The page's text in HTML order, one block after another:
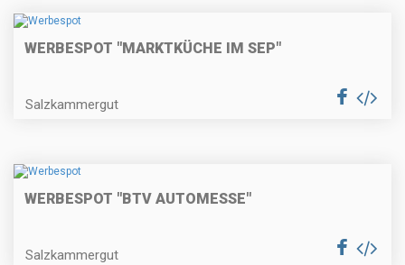
WERBESPOT "MARKTKÜCHE IM SEP"
Salzkammergut
WERBESPOT "BTV AUTOMESSE"
Salzkammergut